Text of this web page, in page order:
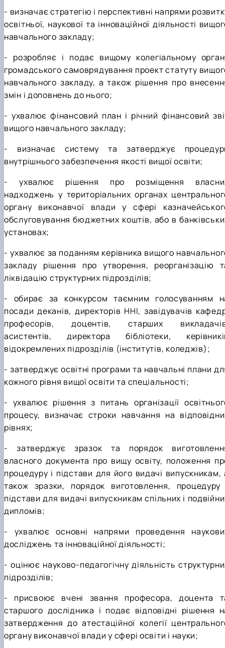
- визначає стратегію і перспективні напрями
освітньої, наукової та інноваційної діяльності
навчального закладу;
- розробляє і подає вищому колегіальному
громадського самоврядування проект статуту
навчального закладу, а також рішення про
змін і доповнень до нього;
- ухвалює фінансовий план і річний фінансовий
вищого навчального закладу;
- визначає систему та затверджує
внутрішнього забезпечення якості вищої освіти;
- ухвалює рішення про розміщення
надходжень у територіальних органах
органу виконавчої влади у сфері
обслуговування бюджетних коштів, або в
установах;
- ухвалює за поданням керівника вищого
закладу рішення про утворення, реорганізацію
ліквідацію структурних підрозділів;
- обирає за конкурсом таємним голосуванням
посади деканів, директорів ННІ, завідувачів
професорів, доцентів, старших
асистентів, директора бібліотеки,
відокремлених підрозділів (інститутів, коледжів);
- затверджує освітні програми та навчальні плани
кожного рівня вищої освіти та спеціальності;
- ухвалює рішення з питань організації
процесу, визначає строки навчання на
рівнях;
- затверджує зразок та порядок
власного документа про вищу освіту, положення
процедуру і підстави для його видачі випускникам,
також зразки, порядок виготовлення, процедуру
підстави для видачі випускникам спільних і
дипломів;
- ухвалює основні напрями проведення
досліджень та інноваційної діяльності;
- оцінює науково-педагогічну діяльність
підрозділів;
- присвоює вчені звання професора, доцента
старшого дослідника і подає відповідні рішення
затвердження до атестаційної колегії
органу виконавчої влади у сфері освіти і науки;